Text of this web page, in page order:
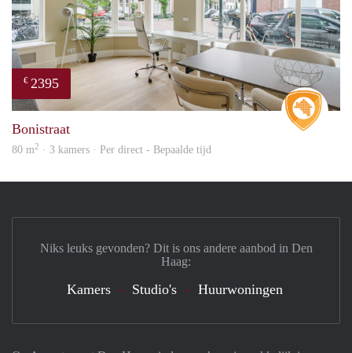
€ 2395
Bonistraat
80 m2 · 3 kamers · Per direct - Bepaalde tijd
Niks leuks gevonden? Dit is ons andere aanbod in Den
Haag:
Kamers Studio's Huurwoningen